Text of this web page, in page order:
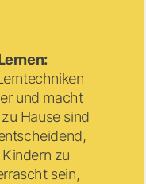
und macht
Hause sind
zu
sein,